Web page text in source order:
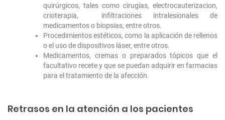
quirúrgicos, tales como cirugías, electrocauterizacion,
crioterapia, infiltraciones intralesionales de
medicamentos o biopsias, entre otros.
Procedimientos estéticos, como la aplicación de rellenos
o el uso de dispositivos láser, entre otros.
Medicamentos, cremas o preparados tópicos que el
facultativo recete y que se puedan adquirir en farmacias
para el tratamiento de la afección.
Retrasos en la atención a los pacientes